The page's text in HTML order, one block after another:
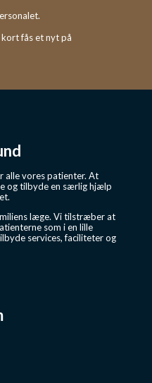
fås et nyt på
vores patienter. At
og tilbyde en særlig hjælp
læge. Vi tilstræber at
som i en lille
services, faciliteter og